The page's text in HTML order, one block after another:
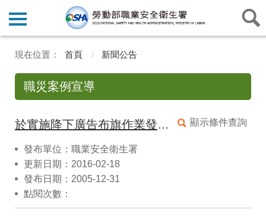
首頁 新聞公告
職災案例宣導
顯示條件查詢
於實施降下廣告布旗作業發生感電死亡職業災害案
發布單位：職業安全衛生署
更新日期：2016-02-18
發布日期：2005-12-31
點閱次數：